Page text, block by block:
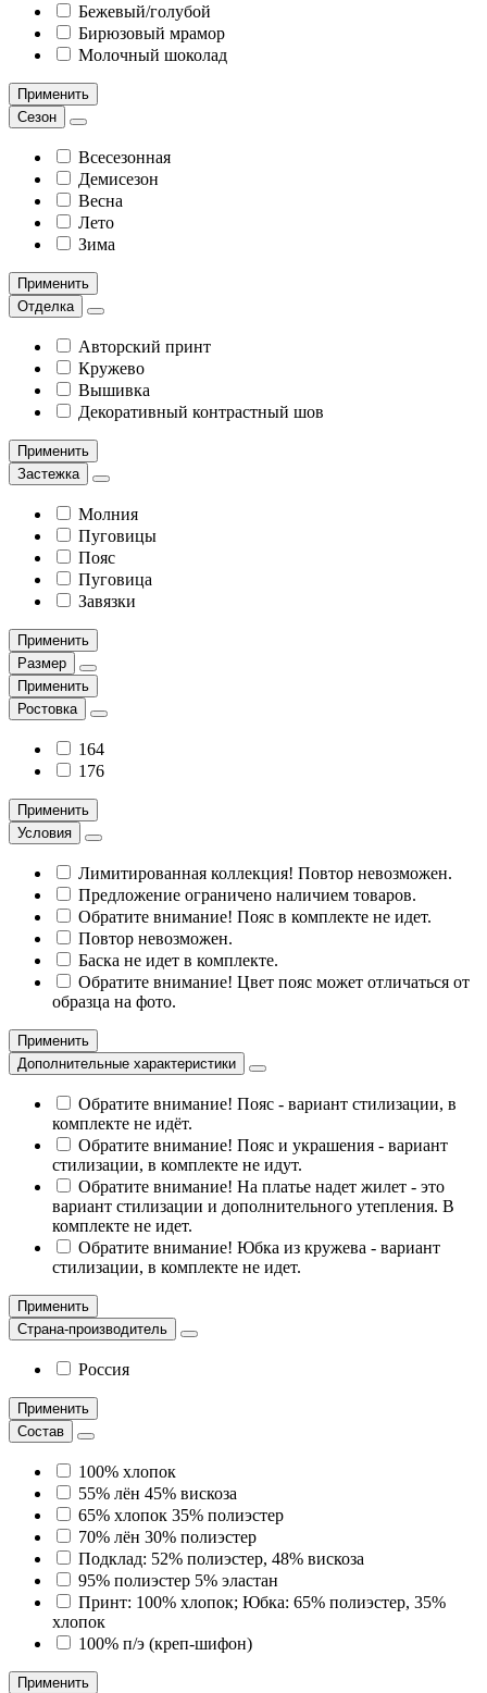
Бежевый/голубой
Бирюзовый мрамор
Молочный шоколад
Применить
Сезон
Всесезонная
Демисезон
Весна
Лето
Зима
Применить
Отделка
Авторский принт
Кружево
Вышивка
Декоративный контрастный шов
Применить
Застежка
Молния
Пуговицы
Пояс
Пуговица
Завязки
Применить
Размер
Применить
Ростовка
164
176
Применить
Условия
Лимитированная коллекция! Повтор невозможен.
Предложение ограничено наличием товаров.
Обратите внимание! Пояс в комплекте не идет.
Повтор невозможен.
Баска не идет в комплекте.
Обратите внимание! Цвет пояс может отличаться от
образца на фото.
Применить
Дополнительные характеристики
Обратите внимание! Пояс - вариант стилизации, в
комплекте не идёт.
Обратите внимание! Пояс и украшения - вариант
стилизации, в комплекте не идут.
Обратите внимание! На платье надет жилет - это
вариант стилизации и дополнительного утепления. В
комплекте не идет.
Обратите внимание! Юбка из кружева - вариант
стилизации, в комплекте не идет.
Применить
Страна-производитель
Россия
Применить
Состав
100% хлопок
55% лён 45% вискоза
65% хлопок 35% полиэстер
70% лён 30% полиэстер
Подклад: 52% полиэстер, 48% вискоза
95% полиэстер 5% эластан
Принт: 100% хлопок; Юбка: 65% полиэстер, 35%
хлопок
100% п/э (креп-шифон)
Применить